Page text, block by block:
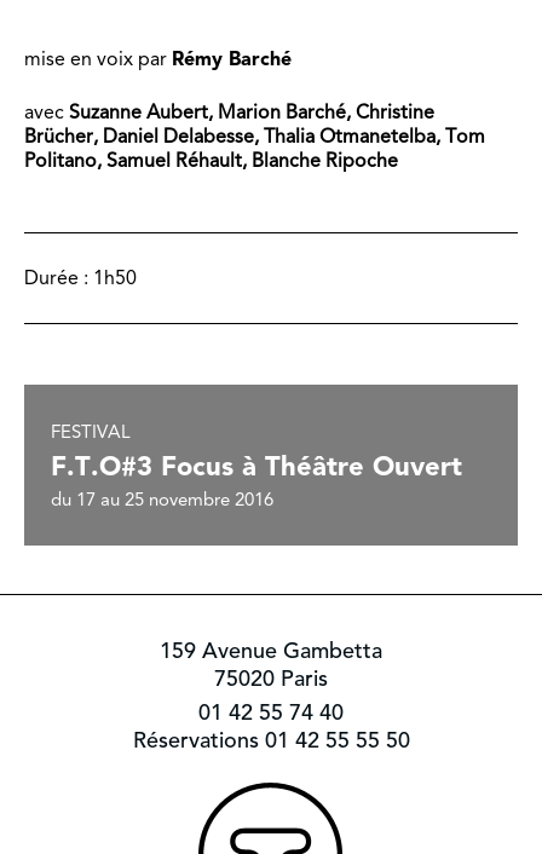
mise en voix par Rémy Barché
avec Suzanne Aubert, Marion Barché, Christine
Brücher, Daniel Delabesse, Thalia Otmanetelba, Tom
Politano, Samuel Réhault, Blanche Ripoche
Durée : 1h50
FESTIVAL
F.T.O#3 Focus à Théâtre Ouvert
du 17 au 25 novembre 2016
159 Avenue Gambetta
75020 Paris
01 42 55 74 40
Réservations 01 42 55 55 50